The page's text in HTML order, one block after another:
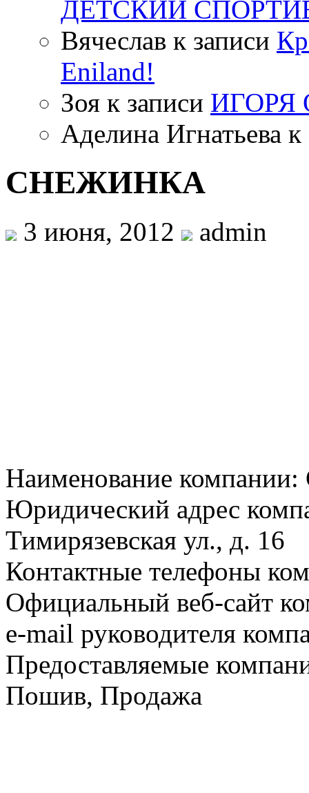
ДЕТСКИЙ
Вячеслав к записи
Eniland!
Зоя к записи ИГОРЯ
Аделина Игнатьева к
СНЕЖИНКА
3 июня, 2012 admin
Наименование
Юридический адрес
Тимирязевская ул., д. 16
Контактные телефоны
Официальный веб-сайт
e-mail руководителя
Предоставляемые
Пошив, Продажа